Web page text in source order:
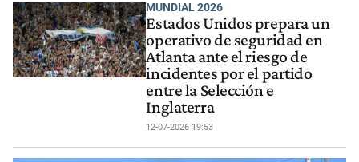
MUNDIAL 2026
Estados Unidos prepara un
operativo de seguridad en
Atlanta ante el riesgo de
incidentes por el partido
entre la Selección e
Inglaterra
12-07-2026 19:53